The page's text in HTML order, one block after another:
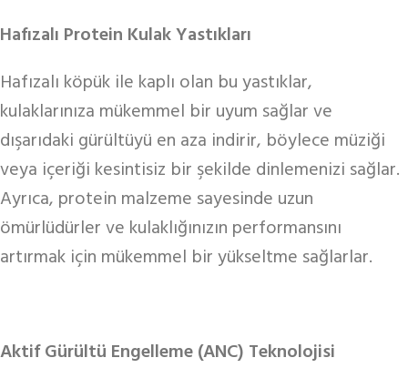
Hafızalı Protein Kulak Yastıkları
Hafızalı köpük ile kaplı olan bu yastıklar,
kulaklarınıza mükemmel bir uyum sağlar ve
dışarıdaki gürültüyü en aza indirir, böylece müziği
veya içeriği kesintisiz bir şekilde dinlemenizi sağlar.
Ayrıca, protein malzeme sayesinde uzun
ömürlüdürler ve kulaklığınızın performansını
artırmak için mükemmel bir yükseltme sağlarlar.
Aktif Gürültü Engelleme (ANC) Teknolojisi